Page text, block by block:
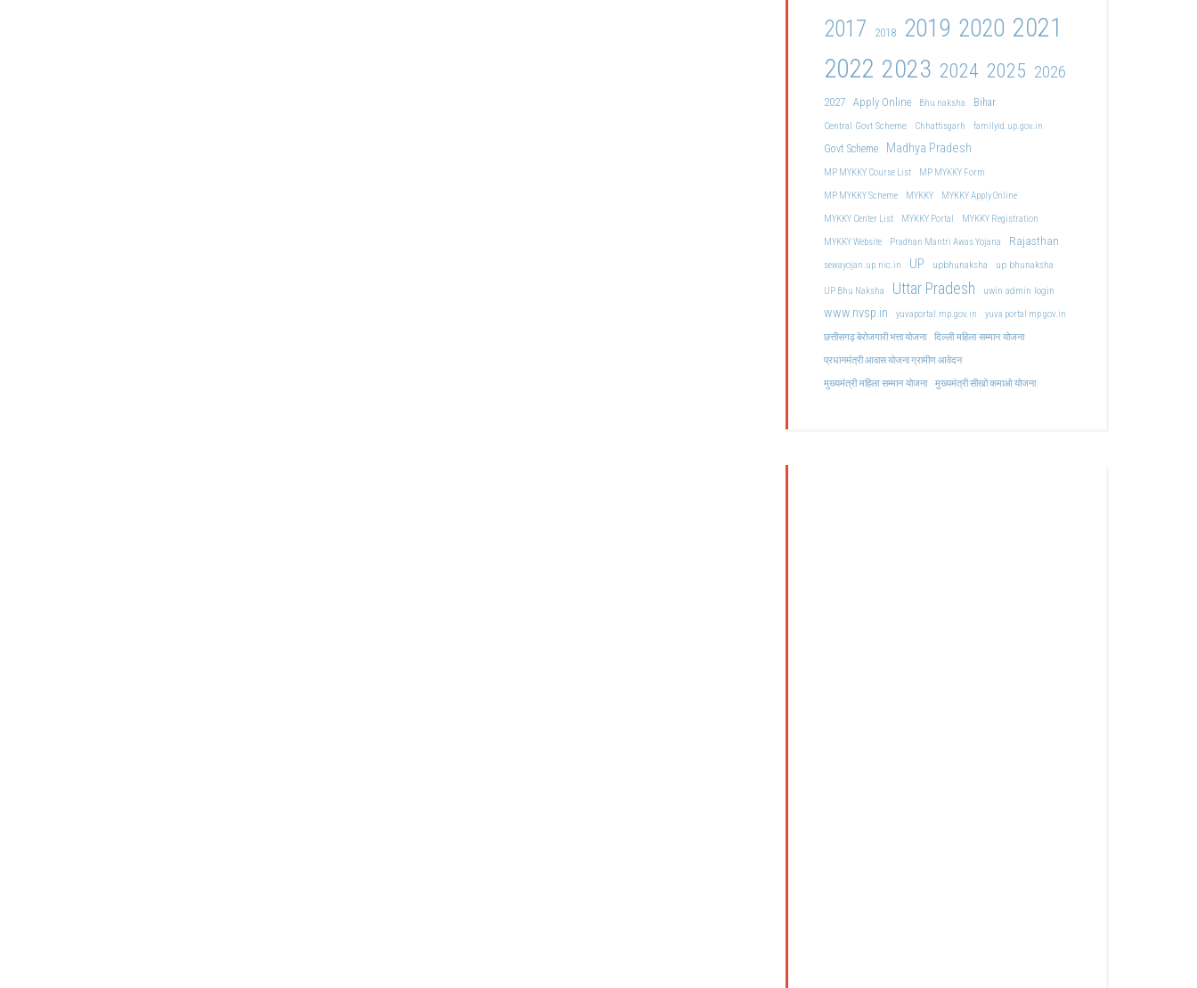
2017 2018 2019 2020 2021
2022 2023 2024 2025 2026
2027 Apply Online Bhu naksha
Bihar
Central Govt Scheme
Chhattisgarh familyid.up.gov.in
Govt Scheme Madhya Pradesh
MP MYKKY Course List
MP MYKKY Form
MP MYKKY Scheme
MYKKY
MYKKY Apply Online
MYKKY Center List
MYKKY Portal
MYKKY Registration
MYKKY Website
Pradhan Mantri Awas Yojana Rajasthan
sewayojan.up.nic.in UP upbhunaksha up bhunaksha
UP Bhu Naksha Uttar Pradesh uwin admin login
www.nvsp.in yuvaportal.mp.gov.in
yuva portal mp gov.in
छत्तीसगढ़ बेरोजगारी भत्ता योजना
दिल्ली महिला सम्मान योजना
प्रधानमंत्री आवास योजना ग्रामीण आवेदन
मुख्यमंत्री महिला सम्मान योजना मुख्यमंत्री सीखो कमाओ योजना